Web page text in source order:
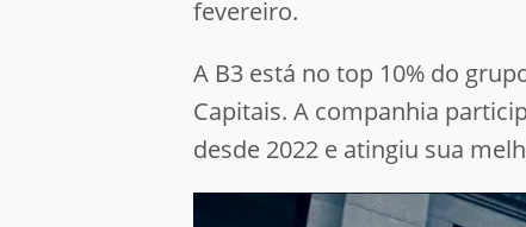
fevereiro.
A B3 está no top 10% do
Capitais. A companhia
desde 2022 e atingiu sua